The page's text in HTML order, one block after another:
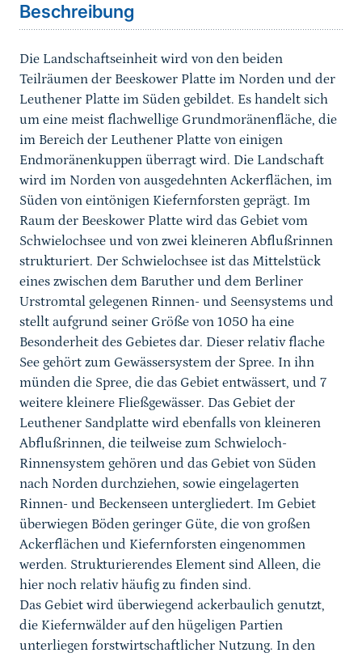
Beschreibung
Die Landschaftseinheit wird von den beiden
Teilräumen der Beeskower Platte im Norden und der
Leuthener Platte im Süden gebildet. Es handelt sich
um eine meist flachwellige Grundmoränenfläche, die
im Bereich der Leuthener Platte von einigen
Endmoränenkuppen überragt wird. Die Landschaft
wird im Norden von ausgedehnten Ackerflächen, im
Süden von eintönigen Kiefernforsten geprägt. Im
Raum der Beeskower Platte wird das Gebiet vom
Schwielochsee und von zwei kleineren Abflußrinnen
strukturiert. Der Schwielochsee ist das Mittelstück
eines zwischen dem Baruther und dem Berliner
Urstromtal gelegenen Rinnen- und Seensystems und
stellt aufgrund seiner Größe von 1050 ha eine
Besonderheit des Gebietes dar. Dieser relativ flache
See gehört zum Gewässersystem der Spree. In ihn
münden die Spree, die das Gebiet entwässert, und 7
weitere kleinere Fließgewässer. Das Gebiet der
Leuthener Sandplatte wird ebenfalls von kleineren
Abflußrinnen, die teilweise zum Schwieloch-
Rinnensystem gehören und das Gebiet von Süden
nach Norden durchziehen, sowie eingelagerten
Rinnen- und Beckenseen untergliedert. Im Gebiet
überwiegen Böden geringer Güte, die von großen
Ackerflächen und Kiefernforsten eingenommen
werden. Strukturierendes Element sind Alleen, die
hier noch relativ häufig zu finden sind.
Das Gebiet wird überwiegend ackerbaulich genutzt,
die Kiefernwälder auf den hügeligen Partien
unterliegen forstwirtschaftlicher Nutzung. In den